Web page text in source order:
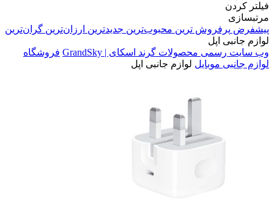
فیلتر کردن
مرتبسازی
پیشفرض پرفروش ترین محبوب‌ترین جدیدترین ارزان‌ترین گران‌ترین
لوازم جانبی اپل
وب سایت رسمی محصولات گرند اسکای | GrandSky
فروشگاه
لوازم جانبی موبایل لوازم جانبی اپل